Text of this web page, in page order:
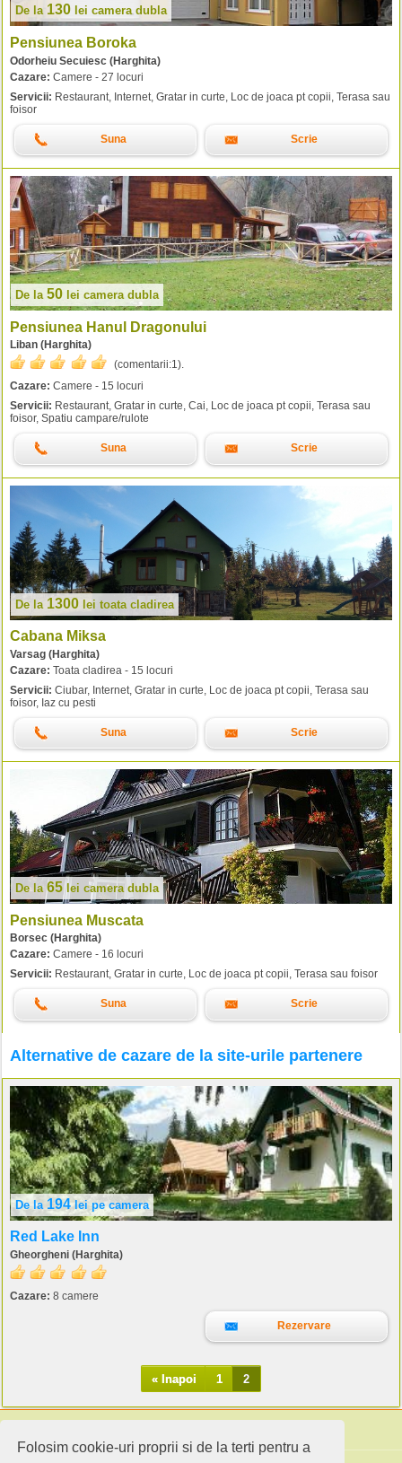
Folosim cookie-uri proprii si de la terti pentru a
De la 130 lei camera dubla
Pensiunea Boroka
Odorheiu Secuiesc (Harghita)
Cazare: Camere - 27 locuri
Servicii: Restaurant, Internet, Gratar in curte, Loc de joaca pt copii, Terasa sau
foisor
Suna Scrie
De la 50 lei camera dubla
Pensiunea Hanul Dragonului
Liban (Harghita)
(comentarii:1).
Cazare: Camere - 15 locuri
Servicii: Restaurant, Gratar in curte, Cai, Loc de joaca pt copii, Terasa sau
foisor, Spatiu campare/rulote
Suna Scrie
De la 1300 lei toata cladirea
Cabana Miksa
Varsag (Harghita)
Cazare: Toata cladirea - 15 locuri
Servicii: Ciubar, Internet, Gratar in curte, Loc de joaca pt copii, Terasa sau
foisor, Iaz cu pesti
Suna Scrie
De la 65lei camera dubla
Pensiunea Muscata
Borsec (Harghita)
Cazare: Camere - 16 locuri
Servicii: Restaurant, Gratar in curte, Loc de joaca pt copii, Terasa sau foisor
Suna Scrie
Alternative de cazare de la site-urile partenere
De la 194leipe camera
Red Lake Inn
Gheorgheni (Harghita)
Cazare: 8 camere
Rezervare
« Inapoi 1 2